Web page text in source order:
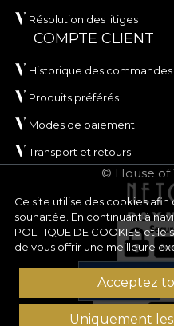
Ce site utilise des cookies
souhaitée. En continuant à
POLITIQUE DE COOKIESet le
de vous offrir une meilleure
Acceptez
Uniquement les
Résolution des litiges
COMPTE CLIENT
Historique des commandes
Produits préférés
Modes de paiement
Transport et retours
© House of